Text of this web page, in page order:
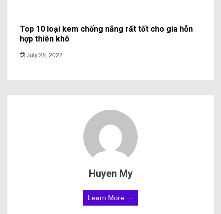
Top 10 loại kem chống nắng rất tốt cho gia hỗn
hợp thiên khô
July 28, 2022
Huyen My
Learn More →